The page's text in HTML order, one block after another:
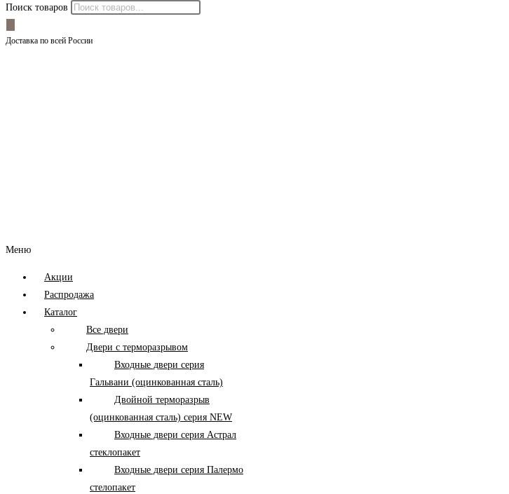
Поиск товаров
Доставка по всей России
Меню
Акции
Распродажа
Каталог
Все двери
Двери с терморазрывом
Входные двери серия
Гальвани (оцинкованная сталь)
Двойной терморазрыв
(оцинкованная сталь) серия NEW
Входные двери серия Астрал
стеклопакет
Входные двери серия Палермо
стелопакет